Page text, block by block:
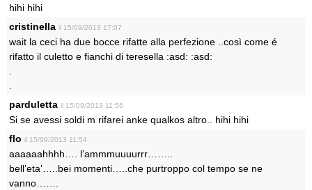
hihi hihi
cristinella il 15/09/2013 17:07
wait la ceci ha due bocce rifatte alla perfezione ..così come é
rifatto il culetto e fianchi di teresella :asd: :asd:
.
.
parduletta il 15/09/2013 11:56
Si se avessi soldi m rifarei anke qualkos altro.. hihi hihi
flo il 15/09/2013 11:54
aaaaaahhhh…. l’ammmuuuurrr……..
bell’eta’…..bei momenti…..che purtroppo col tempo se ne
vanno…….